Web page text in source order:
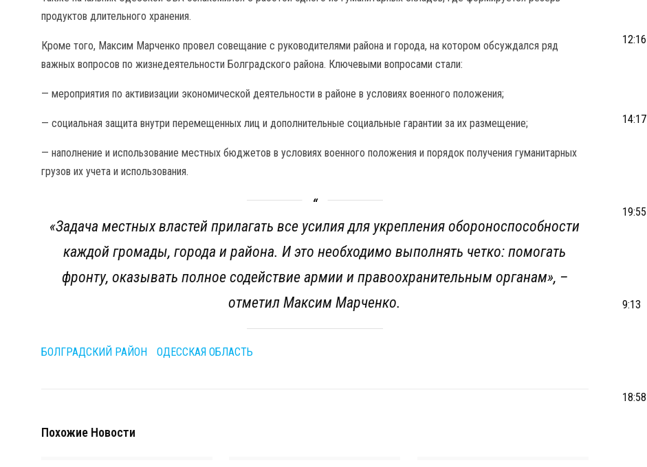
продуктов длительного хранения.
Кроме того, Максим Марченко провел совещание с руководителями района и города, на котором обсуждался ряд
важных вопросов по жизнедеятельности Болградского района. Ключевыми вопросами стали:
— мероприятия по активизации экономической деятельности в районе в условиях военного положения;
— социальная защита внутри перемещенных лиц и дополнительные социальные гарантии за их размещение;
— наполнение и использование местных бюджетов в условиях военного положения и порядок получения гуманитарных
грузов их учета и использования.
«Задача местных властей прилагать все усилия для укрепления обороноспособности
каждой громады, города и района. И это необходимо выполнять четко: помогать
фронту, оказывать полное содействие армии и правоохранительным органам», –
отметил Максим Марченко.
БОЛГРАДСКИЙ РАЙОН ОДЕССКАЯ ОБЛАСТЬ
Похожие Новости
12:16
14:17
19:55
9:13
18:58